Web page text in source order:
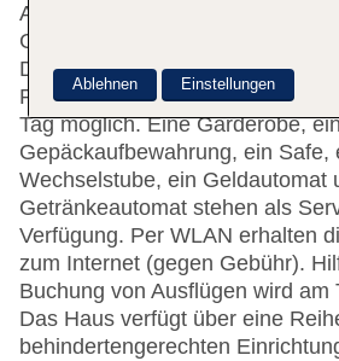
Aufzug erreichbar sind. Rund um
Gästen mehrsprachiges Personal
Deutsch, Französisch) an der
Rat zur Seite, das Ein- und
Tag möglich. Eine Garderobe,
Gepäckaufbewahrung, ein Safe,
Wechselstube, ein Geldautomat
Getränkeautomat stehen als
Verfügung. Per WLAN erhalten
zum Internet (gegen Gebühr).
Buchung von Ausflügen wird am
Das Haus verfügt über eine
behindertengerechten
Ablehnen Einstellungen